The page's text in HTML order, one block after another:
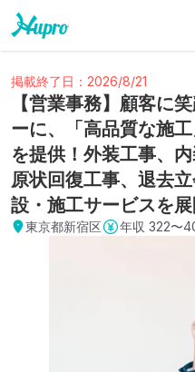
掲載終了日：2026/8/21
【営業事務】顧客に
ーに、「高品質な施
を提供！外装工事、
原状回復工事、退去
設・施工サービスを
東京都新宿区 年収 322〜